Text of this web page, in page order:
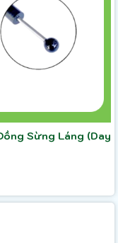
Sừng Láng (Day